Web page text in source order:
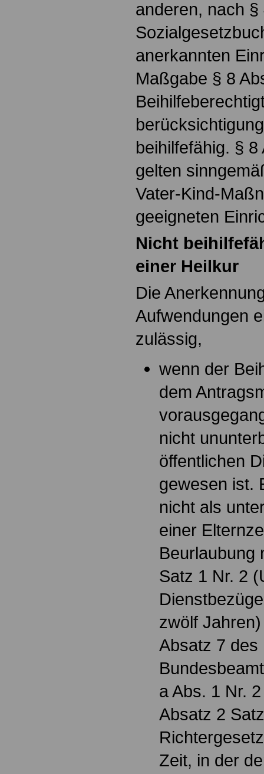
anderen, nach
anerkannten
Maßgabe § 8
beihilfefähig. §
gelten
Vater-Kind-
geeigneten
Nicht
einer Heilkur
Die
Aufwendungen
zulässig,
wenn der
dem
nicht
öffentlichen
gewesen ist.
nicht als
einer
Beurlaubung
Satz 1 Nr. 2
zwölf
Absatz 7 des
a Abs. 1 Nr.
Absatz 2
Zeit, in der